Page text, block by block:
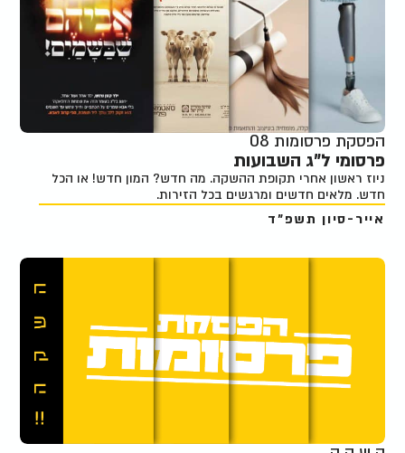
הפסקת פרסומות 08
פרסומי ל"ג השבועות
ניוז ראשון אחרי תקופת ההשקה. מה חדש? המון חדש! או הכל
חדש. מלאים חדשים ומרגשים בכל הזירות.
אייר-סיון תשפ"ד